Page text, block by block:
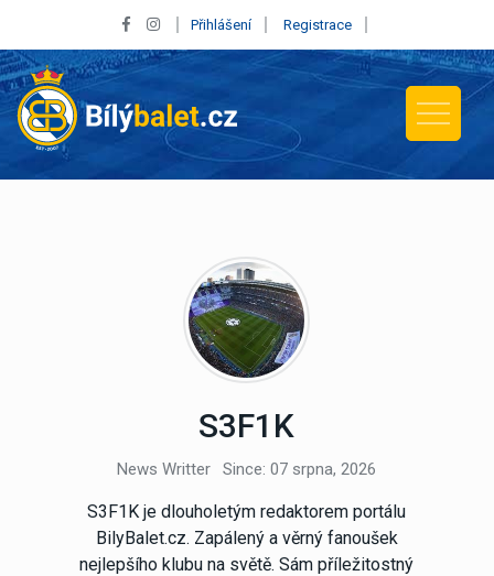
Přihlášení Registrace
S3F1K
News Writter Since: 07 srpna, 2026
S3F1K je dlouholetým redaktorem portálu
BilyBalet.cz. Zapálený a věrný fanoušek
nejlepšího klubu na světě. Sám příležitostný